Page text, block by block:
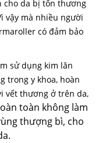
cho da bị tổn thương
vậy mà nhiều người
có đảm bảo
sử dụng kim lăn
trong y khoa, hoàn
vết thương ở trên da,
toàn không làm
thượng bì, cho